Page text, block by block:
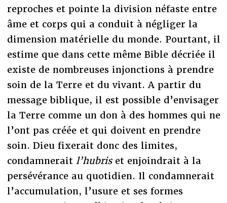
reproches et pointe la division néfaste entre
âme et corps qui a conduit à négliger la
dimension matérielle du monde. Pourtant, il
estime que dans cette même Bible décriée il
existe de nombreuses injonctions à prendre
soin de la Terre et du vivant. A partir du
message biblique, il est possible d’envisager
la Terre comme un don à des hommes qui ne
l’ont pas créée et qui doivent en prendre
soin. Dieu fixerait donc des limites,
condamnerait l’hubriset enjoindrait à la
persévérance au quotidien. Il condamnerait
l’accumulation, l’usure et ses formes